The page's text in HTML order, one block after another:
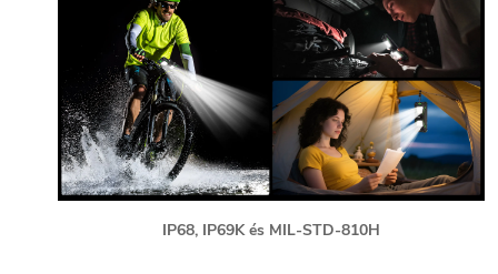
IP68, IP69K és MIL-STD-810H